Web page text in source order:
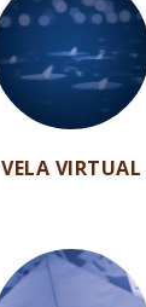
VELA VIRTUAL